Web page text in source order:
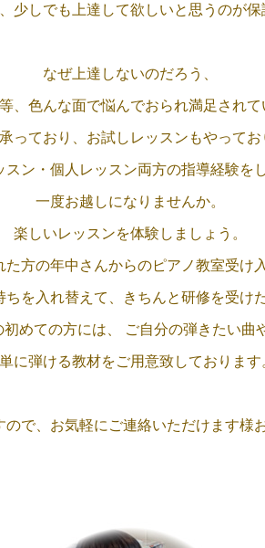
少しでも上達して欲しいと 思うのが保
なぜ上達しないのだろう、
、色んな面で悩んでおられ満足されて
っており、 お試しレッスンもやってお
スン・個人レッスン両方の指導経験を
一度お越しになりませんか。
楽しいレッスンを体験しましょう。
た方の年中さんからのピアノ教室受け
ちを入れ替えて、 きちんと研修を受け
めての方には、 ご自分の弾きたい曲
に弾ける教材をご用意致しております
で、 お気軽に ご連絡いただけます様